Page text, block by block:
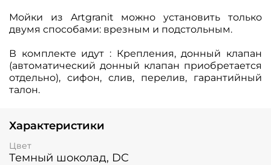
Мойки из Artgranit можно установить только
двумя способами: врезным и подстольным.
В комплекте идут : Крепления, донный клапан
(автоматический донный клапан приобретается
отдельно), сифон, слив, перелив, гарантийный
талон.
Характеристики
Цвет
Темный шоколад, DC